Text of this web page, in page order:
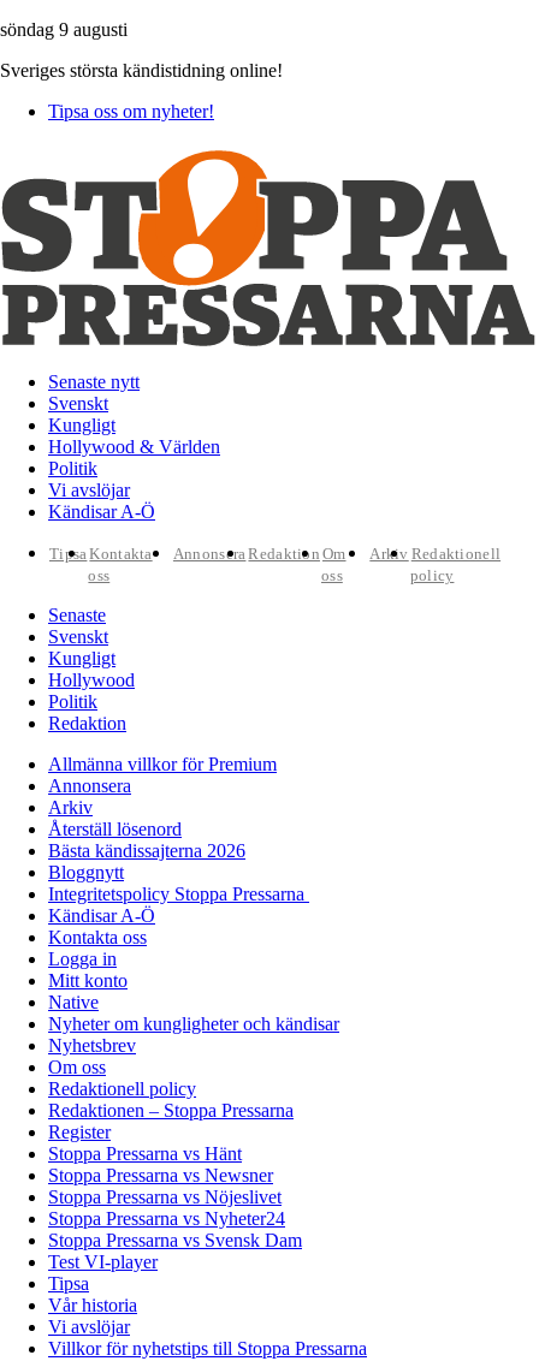
söndag 9 augusti
Sveriges största kändistidning online!
Tipsa oss om nyheter!
Senaste nytt
Svenskt
Kungligt
Hollywood & Världen
Politik
Vi avslöjar
Kändisar A-Ö
TipsaKontakta
oss
AnnonseraRedaktion Om
oss
Arkiv Redaktionell
policy
Senaste
Svenskt
Kungligt
Hollywood
Politik
Redaktion
Allmänna villkor för Premium
Annonsera
Arkiv
Återställ lösenord
Bästa kändissajterna 2026
Bloggnytt
Integritetspolicy Stoppa Pressarna
Kändisar A-Ö
Kontakta oss
Logga in
Mitt konto
Native
Nyheter om kungligheter och kändisar
Nyhetsbrev
Om oss
Redaktionell policy
Redaktionen – Stoppa Pressarna
Register
Stoppa Pressarna vs Hänt
Stoppa Pressarna vs Newsner
Stoppa Pressarna vs Nöjeslivet
Stoppa Pressarna vs Nyheter24
Stoppa Pressarna vs Svensk Dam
Test VI-player
Tipsa
Vår historia
Vi avslöjar
Villkor för nyhetstips till Stoppa Pressarna